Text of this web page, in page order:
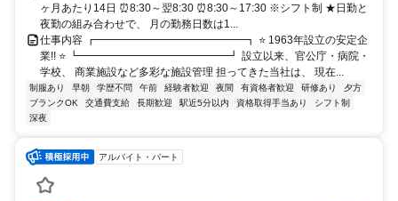
ヶ月あたり14日 ⏰8:30～翌8:30 ⏰8:30～17:30 ※シフト制 ★日勤と
夜勤の組み合わせで、 月の勤務日数は1...
仕事内容 ┏━━━━━━━━━━━━━━┓ ⭐ 1963年設立の安定企
業!! ⭐ ┗━━━━━━━━━━━━━━┛ 設立以来、官公庁・病院・
学校、 商業施設など多彩な施設管理 担ってきた当社は、 現在...
制服あり 早朝 学歴不問 午前 経験者歓迎 夜間 有資格者歓迎 研修あり
夕方
ブランクOK
交通費支給 長期歓迎 駅近5分以内 資格取得手当あり
シフト制
深夜
アルバイト・パート